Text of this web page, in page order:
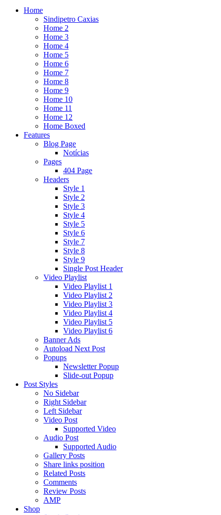
Home
Sindipetro Caxias
Home 2
Home 3
Home 4
Home 5
Home 6
Home 7
Home 8
Home 9
Home 10
Home 11
Home 12
Home Boxed
Features
Blog Page
Notícias
Pages
404 Page
Headers
Style 1
Style 2
Style 3
Style 4
Style 5
Style 6
Style 7
Style 8
Style 9
Single Post Header
Video Playlist
Video Playlist 1
Video Playlist 2
Video Playlist 3
Video Playlist 4
Video Playlist 5
Video Playlist 6
Banner Ads
Autoload Next Post
Popups
Newsletter Popup
Slide-out Popup
Post Styles
No Sidebar
Right Sidebar
Left Sidebar
Video Post
Supported Video
Audio Post
Supported Audio
Gallery Posts
Share links position
Related Posts
Comments
Review Posts
AMP
Shop